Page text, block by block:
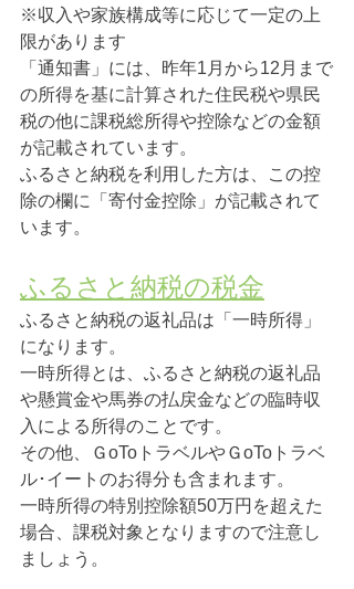
※収入や家族構成等に応じて一定の上
限があります
「通知書」には、昨年1月から12月まで
の所得を基に計算された住民税や県民
税の他に課税総所得や控除などの金額
が記載されています。
ふるさと納税を利用した方は、この控
除の欄に「寄付金控除」が記載されて
います。
ふるさと納税の税金
ふるさと納税の返礼品は「一時所得」
になります。
一時所得とは、ふるさと納税の返礼品
や懸賞金や馬券の払戻金などの臨時収
入による所得のことです。
その他、ＧoToトラベルやＧoToトラベ
ル･イートのお得分も含まれます。
一時所得の特別控除額50万円を超えた
場合、課税対象となりますので注意し
ましょう。